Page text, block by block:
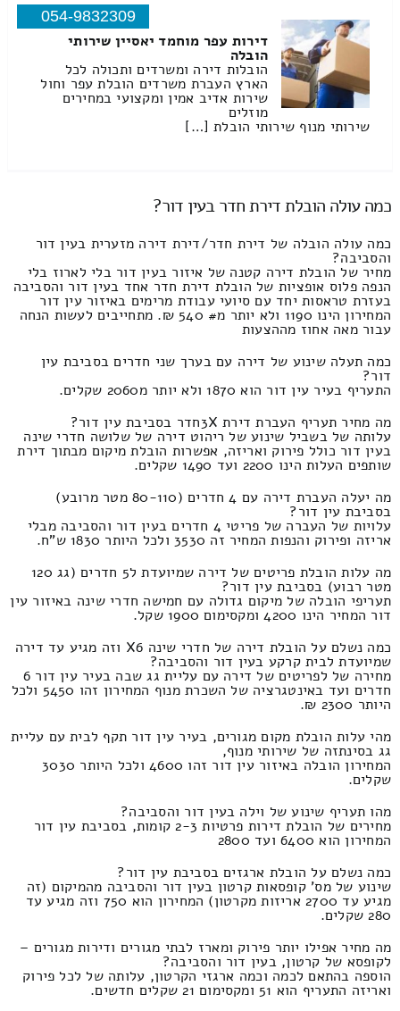
054-9832309
דירות עפר מוחמד יאסיין שירותי
הובלה
הובלות דירה ומשרדים ותכולה לכל
הארץ העברת משרדים הובלת עפר וחול
שירות אדיב אמין ומקצועי במחירים
מוזלים
שירותי מנוף שירותי הובלת […]
כמה עולה הובלת דירת חדר בעין דור?
כמה עולה הובלה של דירת חדר/דירת דירה מזערית בעין דור
והסביבה?
מחיר של הובלת דירה קטנה של איזור בעין דור בלי לארוז בלי
הנפה פלוס אופציות של הובלת דירת חדר אחד בעין דור והסביבה
בעזרת טראסות יחד עם סיועי עבודת מרימים באיזור עין דור
המחירון הינו 1190 ולא יותר מ# 540 ₪. מתחייבים לעשות הנחה
עבור מאה אחוז מההצעות
כמה תעלה שינוע של דירה עם בערך שני חדרים בסביבת עין
דור?
התעריף בעיר עין דור הוא 1870 ולא יותר מ2060 שקלים.
מה מחיר תעריף העברת דירת 3Xחדר בסביבת עין דור?
עלותה של בשביל שינוע של ריהוט דירה של שלושה חדרי שינה
בעין דור כולל פירוק ואריזה, אפשרות הובלת מיקום מבתוך דירת
שותפים העלות הינו 2200 ועד 1490 שקלים.
מה יעלה העברת דירה עם 4 חדרים (80-110 מטר מרובע)
בסביבת עין דור?
עלויות של העברה של פריטי 4 חדרים בעין דור והסביבה מבלי
אריזה ופירוק והנפות המחיר זה 3530 ולכל היותר 1830 ש"ח.
מה עלות הובלת פריטים של דירה שמיועדת ל5 חדרים (גג 120
מטר רבוע) בסביבת עין דור?
תעריפי הובלה של מיקום גדולה עם חמישה חדרי שינה באיזור עין
דור המחיר הינו 4200 ומקסימום 1900 שקל.
כמה נשלם על הובלת דירה של חדרי שינה X6 וזה מגיע עד דירה
שמיועדת לבית קרקע בעין דור והסביבה?
מחירה של לפריטים של דירה עם עליית גג שבה בעיר עין דור 6
חדרים ועד באינטגרציה של השכרת מנוף המחירון זהו 5450 ולכל
היותר 2300 ₪.
מהי עלות הובלת מקום מגורים, בעיר עין דור תקף לבית עם עליית
גג בסינתזה של שירותי מנוף,
המחירון הובלה באיזור עין דור זהו 4600 ולכל היותר 3030
שקלים.
מהו תעריף שינוע של וילה בעין דור והסביבה?
מחירים של הובלת דירות פרטיות 2-3 קומות, בסביבת עין דור
המחירון הוא 6400 ועד 2800
כמה נשלם על הובלת ארגזים בסביבת עין דור?
שינוע של מס' קופסאות קרטון בעין דור והסביבה מהמיקום (זה
מגיע עד 2700 אריזות מקרטון) המחירון הוא 750 וזה מגיע עד
280 שקלים.
מה מחיר אפילו יותר פירוק ומארז לבתי מגורים ודירות מגורים –
לקופסא של קרטון, בעין דור והסביבה?
הוספה בהתאם לכמה וכמה ארגזי הקרטון, עלותה של לכל פירוק
ואריזה התעריף הוא 51 ומקסימום 21 שקלים חדשים.